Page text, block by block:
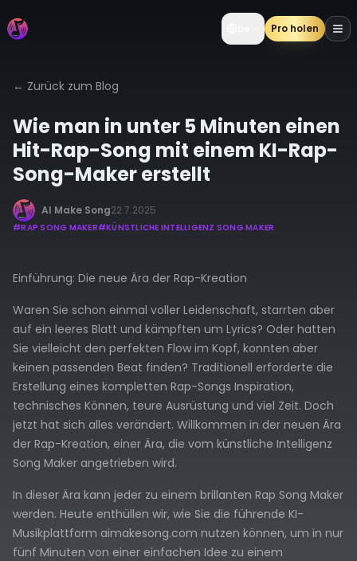
Pro holen
← Zurück zum Blog
Wie man in unter 5 Minuten einen
Hit-Rap-Song mit einem KI-Rap-
Song-Maker erstellt
AI Make Song22.7.2025
#RAP SONG MAKER#KÜNSTLICHE INTELLIGENZ SONG MAKER
Einführung: Die neue Ära der Rap-Kreation
Waren Sie schon einmal voller Leidenschaft, starrten aber
auf ein leeres Blatt und kämpften um Lyrics? Oder hatten
Sie vielleicht den perfekten Flow im Kopf, konnten aber
keinen passenden Beat finden? Traditionell erforderte die
Erstellung eines kompletten Rap-Songs Inspiration,
technisches Können, teure Ausrüstung und viel Zeit. Doch
jetzt hat sich alles verändert. Willkommen in der neuen Ära
der Rap-Kreation, einer Ära, die vom künstliche Intelligenz
Song Maker angetrieben wird.
In dieser Ära kann jeder zu einem brillanten Rap Song Maker
werden. Heute enthüllen wir, wie Sie die führende KI-
Musikplattform aimakesong.com nutzen können, um in nur
fünf Minuten von einer einfachen Idee zu einem